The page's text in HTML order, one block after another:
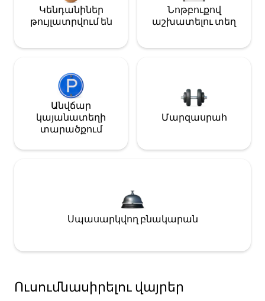
Կենդանիներ
թույլատրվում են
Նոթբուքով
աշխատելու տեղ
Անվճար
կայանատեղի
տարածքում
Մարզասրահ
Սպասարկվող բնակարան
Ուսումնասիրելու վայրեր